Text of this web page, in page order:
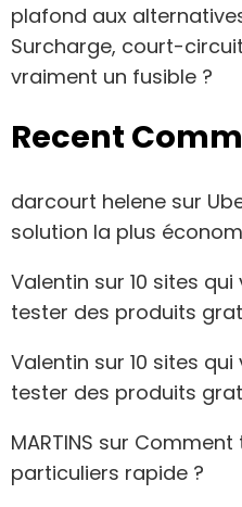
plafond aux
Surcharge, court-
vraiment un fusible ?
Recent
darcourt helene sur
solution la plus
Valentin sur 10 sites
tester des produits
Valentin sur 10 sites
tester des produits
MARTINS sur Comment
particuliers rapide ?